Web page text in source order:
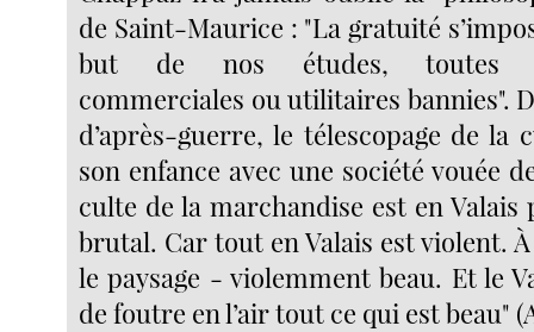
de Saint-Maurice : "La gratuité
but de nos études, toutes
commerciales ou utilitaires bannies".
d’après-guerre, le télescopage de
son enfance avec une société vouée
culte de la marchandise est en
brutal. Car tout en Valais est violent.
le paysage - violemment beau. Et le
de foutre en l’air tout ce qui est beau"